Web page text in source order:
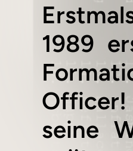
1989
Officer!
seine